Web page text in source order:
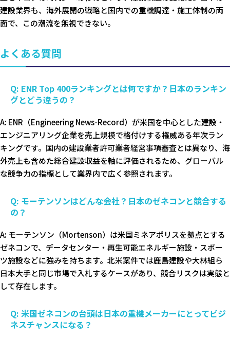
建設業界も、海外展開の戦略と国内での重機調達・施工体制の両
面で、この潮流を無視できない。
よくある質問
Q: ENR Top 400ランキングとは何ですか？日本のランキン
グとどう違うの？
A: ENR（Engineering News-Record）が米国を中心とした建設・
エンジニアリング企業を売上規模で格付けする権威ある年次ラン
キングです。国内の建設業者許可業者経営事項審査とは異なり、海
外売上も含めた総合建設収益を軸に評価されるため、グローバル
な競争力の指標として業界内で広く参照されます。
Q: モーテンソンはどんな会社？日本のゼネコンと競合する
の？
A: モーテンソン（Mortenson）は米国ミネアポリスを拠点とする
ゼネコンで、データセンター・再生可能エネルギー施設・スポー
ツ施設などに強みを持ちます。北米案件では鹿島建設や大林組ら
日本大手と同じ市場で入札するケースがあり、競合リスクは実態と
して存在します。
Q: 米国ゼネコンの台頭は日本の重機メーカーにとってビジ
ネスチャンスになる？